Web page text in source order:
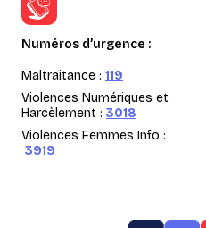
Numéros d’urgence :
Maltraitance : 119
Violences Numériques et
Harcèlement : 3018
Violences Femmes Info :
3919